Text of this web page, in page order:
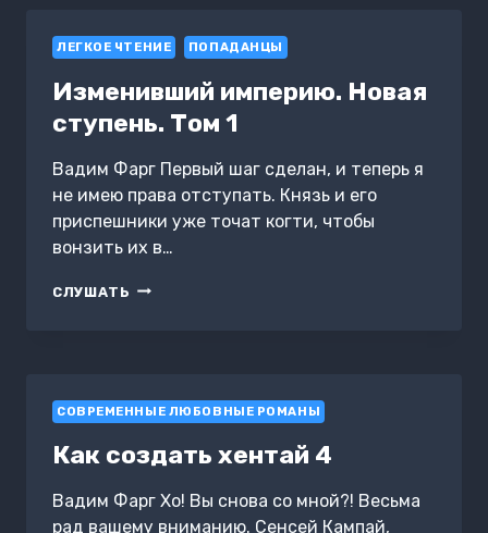
ЛЕГКОЕ ЧТЕНИЕ ПОПАДАНЦЫ
Изменивший империю. Новая
ступень. Том 1
Вадим Фарг Первый шаг сделан, и теперь я
не имею права отступать. Князь и его
приспешники уже точат когти, чтобы
вонзить их в…
СЛУШАТЬ ИЗМЕНИВШИЙ
СОВРЕМЕННЫЕ ЛЮБОВНЫЕ РОМАНЫ
Как создать хентай 4
Вадим Фарг Хо! Вы снова со мной?! Весьма
рад вашему вниманию. Сенсей Кампай,